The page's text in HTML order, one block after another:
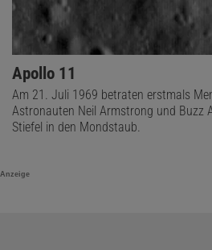
Apollo 11
Am 21. Juli 1969 betraten erstmals
Astronauten Neil Armstrong und Buzz
Stiefel in den Mondstaub.
Anzeige